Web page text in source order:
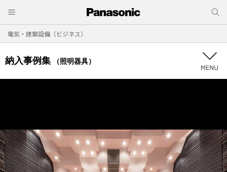
電気・建築設備（ビジネス）
納入事例集 （照明器具）